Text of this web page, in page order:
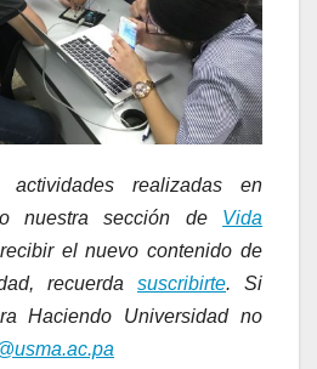
realizadas en
nuestra sección de Vida
el nuevo contenido de
recuerda suscribirte. Si
Haciendo Universidad no